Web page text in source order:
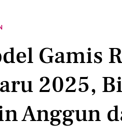
Gamis
2025,
Anggun